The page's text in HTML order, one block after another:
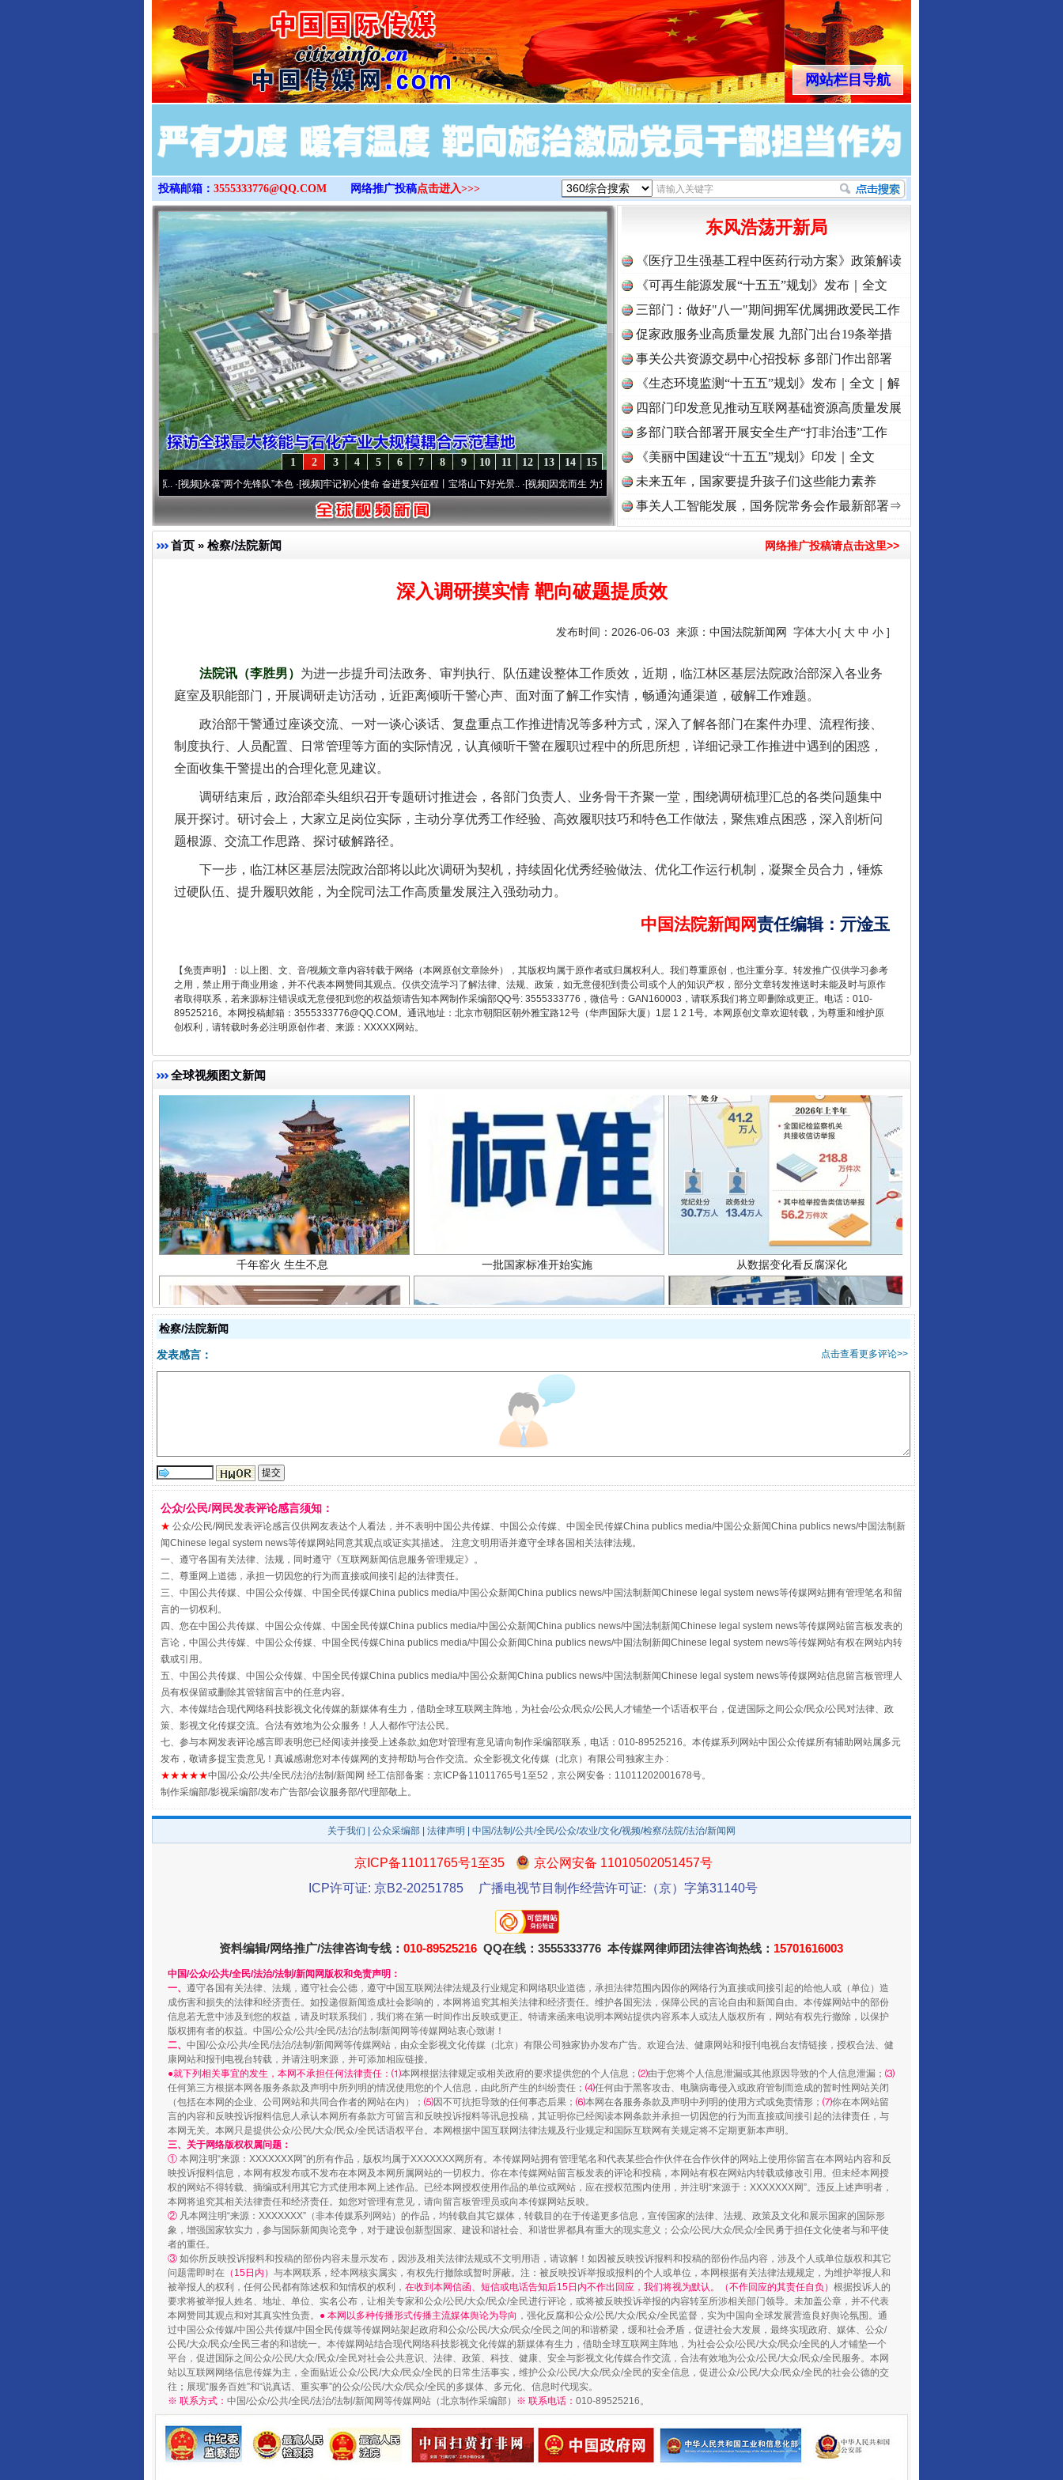
>
网站栏目导航
投稿邮箱： 3555333776@QQ.COM 网络推广投稿点击进入>>>
15
14
13
12
11
10
9
8
7
6
5
4
3
2
1
·[视频]永葆“两个先锋队”本色·[视频]牢记初心使命 奋进复兴征程丨宝塔山下好光景..·[视频]因党而生 为党而战——百年“纪”事⑧加强纪律..·[视频]牢记初心使命 奋进复兴征程丨“转折之城”激荡..
东风浩荡开新局
《医疗卫生强基工程中医药行动方案》政策解读
《可再生能源发展“十五五”规划》发布｜全文
三部门：做好"八一"期间拥军优属拥政爱民工作
促家政服务业高质量发展 九部门出台19条举措
事关公共资源交易中心招投标 多部门作出部署
《生态环境监测“十五五”规划》发布｜全文｜解
读
四部门印发意见推动互联网基础资源高质量发展
多部门联合部署开展安全生产“打非治违”工作
《美丽中国建设“十五五”规划》印发｜全文
未来五年，国家要提升孩子们这些能力素养
事关人工智能发展，国务院常务会作最新部署⇒
首页 » 检察/法院新闻 网络推广投稿请点击这里>>
深入调研摸实情 靶向破题提质效
发布时间：2026-06-03 来源： 中国法院新闻网 字体大小[ 大 中 小 ]
法院讯（李胜男） 为进一步提升司法政务、审判执行、队伍建设整体工作质效，近期，临江林区基层法院政治部深入各业务
庭室及职能部门，开展调研走访活动，近距离倾听干警心声、面对面了解工作实情，畅通沟通渠道，破解工作难题。
政治部干警通过座谈交流、一对一谈心谈话、复盘重点工作推进情况等多种方式，深入了解各部门在案件办理、流程衔接、
制度执行、人员配置、日常管理等方面的实际情况，认真倾听干警在履职过程中的所思所想，详细记录工作推进中遇到的困惑，
全面收集干警提出的合理化意见建议。
调研结束后，政治部牵头组织召开专题研讨推进会，各部门负责人、业务骨干齐聚一堂，围绕调研梳理汇总的各类问题集中
展开探讨。研讨会上，大家立足岗位实际，主动分享优秀工作经验、高效履职技巧和特色工作做法，聚焦难点困惑，深入剖析问
题根源、交流工作思路、探讨破解路径。
下一步，临江林区基层法院政治部将以此次调研为契机，持续固化优秀经验做法、优化工作运行机制，凝聚全员合力，锤炼
过硬队伍、提升履职效能，为全院司法工作高质量发展注入强劲动力。
中国法院新闻网责任编辑： 亓淦玉
【免责声明】：以上图、文、音/视频文章内容转载于网络（本网原创文章除外），其版权均属于原作者或归属权利人。我们尊重原创，也注重分享。转发推广仅供学习参考
之用，禁止用于商业用途，并不代表本网赞同其观点。仅供交流学习了解法律、法规、政策，如无意侵犯到贵公司或个人的知识产权，部分文章转发推送时未能及时与原作
者取得联系，若来源标注错误或无意侵犯到您的权益烦请告知本网制作采编部QQ号: 3555333776，微信号：GAN160003，请联系我们将立即删除或更正。电话：010-
89525216。本网投稿邮箱：3555333776@QQ.COM。通讯地址：北京市朝阳区朝外雅宝路12号（华声国际大厦）1层 1 2 1号。本网原创文章欢迎转载，为尊重和维护原
创权利，请转载时务必注明原创作者、来源：XXXXX网站。
全球视频图文新闻
完善运行机制助力责任有效落实
东山县通报“牛蛙产品抗生素超标问题” 法徽映军营 权益有保障 让核能赋能千行百业
千年窑火 生生不息 一批国家标准开始实施 从数据变化看反腐深化
以产业富民促振兴
受贿1.44亿！段成刚被判无期
全民健身五年计划来了！等你上场 事关残疾人未来5年 让传统村落焕发生机
阿坝州三大球赛在茂县开幕 规模最大的光氢储一体化项目
国家大学科技园优化重塑工作 镜头丨大暑三秋近 山西：不断增强治理腐败综合效能
扯下公款旅游的“隐身衣” 如何以同查同治破解风腐交织难题 养老服务师职业资格制度暂行规定
检察/法院新闻
点击查看更多评论>>
发表感言：
公众/公民/网民发表评论感言须知：
★ 公众/公民/网民发表评论感言仅供网友表达个人看法，并不表明中国公共传媒、中国公众传媒、中国全民传媒China publics media/中国公众新闻China publics news/中国法制新
闻Chinese legal system news等传媒网站同意其观点或证实其描述。 注意文明用语并遵守全球各国相关法律法规。
一、遵守各国有关法律、法规，同时遵守《互联网新闻信息服务管理规定》。
二、尊重网上道德，承担一切因您的行为而直接或间接引起的法律责任。
三、中国公共传媒、中国公众传媒、中国全民传媒China publics media/中国公众新闻China publics news/中国法制新闻Chinese legal system news等传媒网站拥有管理笔名和留
言的一切权利。
四、您在中国公共传媒、中国公众传媒、中国全民传媒China publics media/中国公众新闻China publics news/中国法制新闻Chinese legal system news等传媒网站留言板发表的
言论，中国公共传媒、中国公众传媒、中国全民传媒China publics media/中国公众新闻China publics news/中国法制新闻Chinese legal system news等传媒网站有权在网站内转
载或引用。
五、中国公共传媒、中国公众传媒、中国全民传媒China publics media/中国公众新闻China publics news/中国法制新闻Chinese legal system news等传媒网站信息留言板管理人
员有权保留或删除其管辖留言中的任意内容。
六、本传媒结合现代网络科技影视文化传媒的新媒体有生力，借助全球互联网主阵地，为社会/公众/民众/公民人才铺垫一个话语权平台，促进国际之间公众/民众/公民对法律、政
策、影视文化传媒交流。合法有效地为公众服务！人人都作守法公民。
七、参与本网发表评论感言即表明您已经阅读并接受上述条款,如您对管理有意见请向制作采编部联系，电话：010-89525216。本传媒系列网站中国公众传媒所有辅助网站属多元
发布，敬请多提宝贵意见！真诚感谢您对本传媒网的支持帮助与合作交流。众全影视文化传媒（北京）有限公司独家主办 :
★★★★★中国/公众/公共/全民/法治/法制/新闻网 经工信部备案：京ICP备11011765号1至52，京公网安备：11011202001678号。
制作采编部/影视采编部/发布广告部/会议服务部/代理部敬上。
关于我们 公众采编部 法律声明 | 中国/法制/公共/全民/公众/农业/文化/视频/检察/法院/法治/新闻网
京ICP备11011765号1至35
京公网安备 11010502051457号
ICP许可证: 京B2-20251785
广播电视节目制作经营许可证:（京）字第31140号
资料编辑/网络推广/法律咨询专线： 010-89525216 QQ在线：3555333776 本传媒网律师团法律咨询热线： 15701616003
中国/公众/公共/全民/法治/法制/新闻网版权和免责声明：
一、 遵守各国有关法律、法规，遵守社会公德，遵守中国互联网法律法规及行业规定和网络职业道德，承担法律范围内因你的网络行为直接或间接引起的给他人或（单位）造
成伤害和损失的法律和经济责任。如投递假新闻造成社会影响的，本网将追究其相关法律和经济责任。维护各国宪法，保障公民的言论自由和新闻自由。本传媒网站中的部份
信息若无意中涉及到您的权益，请及时联系我们，我们将在第一时间作出反映或更正。特请来函来电说明本网站提供内容系本人或法人版权所有，网站有权先行撤除，以保护
版权拥有者的权益。中国/公众/公共/全民/法治/法制/新闻网等传媒网站衷心致谢！
二、 中国/公众/公共/全民/法治/法制/新闻网等传媒网站，由众全影视文化传媒（北京）有限公司独家协办发布广告。欢迎合法、健康网站和报刊电视台友情链接，授权合法、健
康网站和报刊电视台转载，并请注明来源，并可添加相应链接。
●就下列相关事宜的发生，本网不承担任何法律责任：⑴本网根据法律规定或相关政府的要求提供您的个人信息； ⑵由于您将个人信息泄漏或其他原因导致的个人信息泄漏； ⑶
任何第三方根据本网各服务条款及声明中所列明的情况使用您的个人信息，由此所产生的纠纷责任； ⑷任何由于黑客攻击、电脑病毒侵入或政府管制而造成的暂时性网站关闭
（包括在本网的企业、公司网站和共同合作者的网站在内）； ⑸因不可抗拒导致的任何事态后果； ⑹本网在各服务条款及声明中列明的使用方式或免责情形； ⑺你在本网站留
言的内容和反映投诉报料信息人承认本网所有条款方可留言和反映投诉报料等讯息投稿，其证明你已经阅读本网条款并承担一切因您的行为而直接或间接引起的法律责任，与
本网无关。本网只是提供公众/公民/大众/民众/全民话语权平台。本网根据中国互联网法律法规及行业规定和国际互联网有关规定将不定期更新本声明。
三、关于网络版权权属问题：
① 本网注明“来源：XXXXXXX网”的所有作品，版权均属于XXXXXXX网所有。本传媒网站拥有管理笔名和代表某些合作伙伴在合作伙伴的网站上使用你留言在本网站内容和反
映投诉报料信息，本网有权发布或不发布在本网及本网所属网站的一切权力。你在本传媒网站留言板发表的评论和投稿，本网站有权在网站内转载或修改引用。但未经本网授
权的网站不得转载、摘编或利用其它方式使用本网上述作品。已经本网授权使用作品的单位或网站，应在授权范围内使用，并注明“来源于：XXXXXXX网”。违反上述声明者，
本网将追究其相关法律责任和经济责任。如您对管理有意见，请向留言板管理员或向本传媒网站反映。
② 凡本网注明“来源：XXXXXXX”（非本传媒系列网站）的作品，均转载自其它媒体，转载目的在于传递更多信息，宣传国家的法律、法规、政策及文化和展示国家的国际形
象，增强国家软实力，参与国际新闻舆论竞争，对于建设创新型国家、建设和谐社会、和谐世界都具有重大的现实意义；公众/公民/大众/民众/全民勇于担任文化使者与和平使
者的重任。
③ 如你所反映投诉报料和投稿的部份内容未显示发布，因涉及相关法律法规或不文明用语，请谅解！如因被反映投诉报料和投稿的部份作品内容，涉及个人或单位版权和其它
问题需即时在 （15日内） 与本网联系，经本网核实属实，有权先行撤除或暂时屏蔽。注：被反映投诉举报或报料的个人或单位，本网根据有关法律法规规定，为维护举报人和
被举报人的权利，任何公民都有陈述权和知情权的权利， 在收到本网信函、短信或电话告知后15日内不作出回应，我们将视为默认。（不作回应的其责任自负） 根据投诉人的
要求将被举报人姓名、地址、单位、实名公布，让相关专家和公众/公民/大众/民众/全民进行评论，或将被反映投诉举报的内容转至所涉相关部门领导。未加盖公章，并不代表
本网赞同其观点和对其真实性负责。 ● 本网以多种传播形式传播主流媒体舆论为导向 ，强化反腐和公众/公民/大众/民众/全民监督，实为中国向全球发展营造良好舆论氛围。通
过中国公众传媒/中国公共传媒/中国全民传媒等传媒网站架起政府和公众/公民/大众/民众/全民之间的和谐桥梁，缓和社会矛盾，促进社会大发展，最终实现政府、媒体、公众/
公民/大众/民众/全民三者的和谐统一。本传媒网站结合现代网络科技影视文化传媒的新媒体有生力，借助全球互联网主阵地，为社会公众/公民/大众/民众/全民的人才铺垫一个
平台，促进国际之间公众/公民/大众/民众/全民对社会公共意识、法律、政策、科技、健康、安全与影视文化传媒合作交流，合法有效地为公众/公民/大众/民众/全民服务。本网
站以互联网网络信息传媒为主，全面贴近公众/公民/大众/民众/全民的日常生活事实，维护公众/公民/大众/民众/全民的安全信息，促进公众/公民/大众/民众/全民的社会公德的交
往；展现“服务百姓”和“说真话、重实事”的公众/公民/大众/民众/全民的多媒体、多元化、信息时代现实。
※ 联系方式： 中国/公众/公共/全民/法治/法制/新闻网等传媒网站（北京制作采编部） ※ 联系电话： 010-89525216。